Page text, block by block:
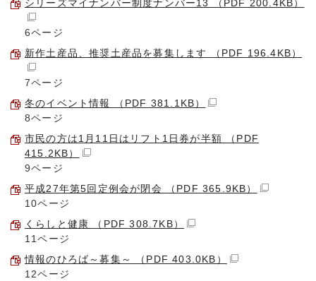
シリーズマイナンバー制度ナンバー13 （PDF 200.4KB）
6ページ
新作土産品、推奨土産品を募集します （PDF 196.4KB）
7ページ
冬のイベント情報 （PDF 381.1KB）
8ページ
市民の方は1月11日はリフト1日券が半額 （PDF
415.2KB）
9ページ
平成27年第5回定例会が閉会 （PDF 365.9KB）
10ページ
くらしと健康 （PDF 308.7KB）
11ページ
情報のひろば～募集～ （PDF 403.0KB）
12ページ